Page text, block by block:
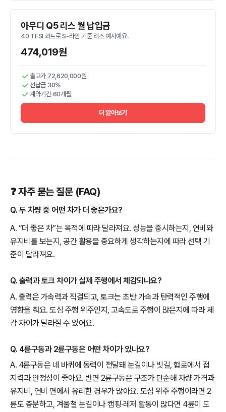
아우디 Q5 리스 월 납입금
40 TFSI 콰트로 S-라인 기준 리스 예시예요.
474,019원
출고가 72,620,000원
선납금 30%
계약기간 60개월
더 알아보기
❓ 자주 묻는 질문 (FAQ)
Q. 두 차량 중 어떤 차가 더 좋은가요?
A. “더 좋은 차”는 목적에 따라 달라져요. 성능을 중시하는지, 연비와
유지비를 보는지, 공간 활용을 중요하게 생각하는지에 따라 선택 기
준이 달라져요.
Q. 출력과 토크 차이가 실제 주행에서 체감되나요?
A. 출력은 가속력과 직결되고, 토크는 초반 가속과 탄력적인 주행에
영향을 줘요. 도심 주행 위주인지, 고속도로 주행이 많은지에 따라 체
감 차이가 달라질 수 있어요.
Q. 4륜구동과 2륜구동은 어떤 차이가 있나요?
A. 4륜구동은 네 바퀴에 동력이 전달돼 눈길이나 빗길, 험로에서 접
지력과 안정성이 좋아요. 반면 2륜구동은 구조가 단순해 차량 가격과
유지비, 연비 면에서 유리한 경우가 많아요. 도심 위주 주행이라면 2
륜도 충분하고, 겨울철 눈길이나 캠핑·레저 활동이 많다면 4륜이 도